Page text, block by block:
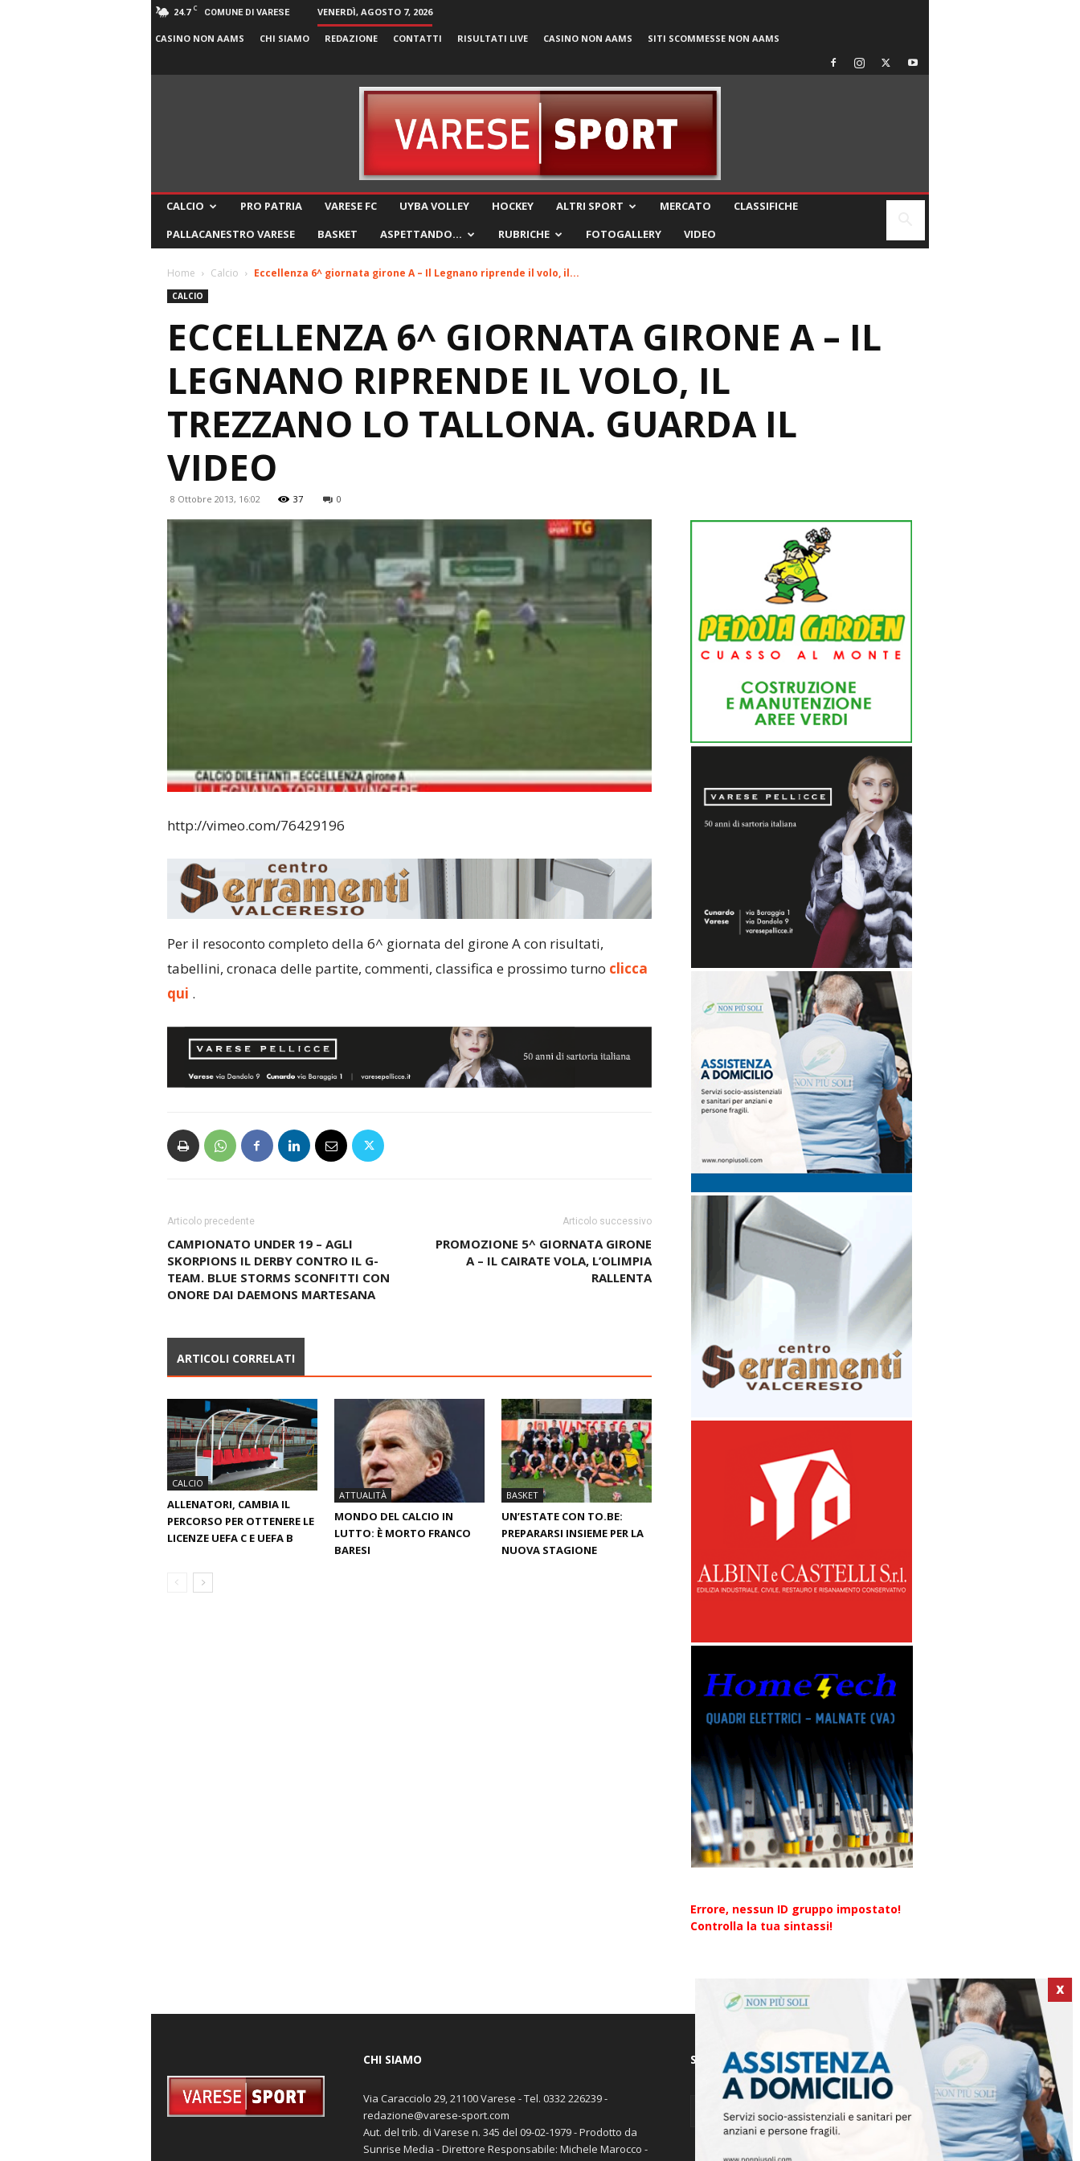
24.7 C COMUNE DI VARESE VENERDÌ, AGOSTO 7, 2026
CASINO NON AAMS CHI SIAMO REDAZIONE CONTATTI RISULTATI LIVE CASINO NON AAMS SITI SCOMMESSE NON AAMS
CALCIO PRO PATRIA VARESE FC UYBA VOLLEY HOCKEY ALTRI SPORT MERCATO
CLASSIFICHE
PALLACANESTRO VARESE
BASKET ASPETTANDO… RUBRICHE FOTOGALLERY VIDEO
Home Calcio Eccellenza 6^ giornata girone A – Il Legnano riprende il volo, il...
CALCIO
ECCELLENZA 6^ GIORNATA GIRONE A – IL
LEGNANO RIPRENDE IL VOLO, IL
TREZZANO LO TALLONA. GUARDA IL
VIDEO
8 Ottobre 2013, 16:02 37 0
http://vimeo.com/76429196
Per il resoconto completo della 6^ giornata del girone A con risultati,
tabellini, cronaca delle partite, commenti, classifica e prossimo turno clicca
qui .
Articolo precedente
CAMPIONATO UNDER 19 – AGLI
SKORPIONS IL DERBY CONTRO IL G-
TEAM. BLUE STORMS SCONFITTI CON
ONORE DAI DAEMONS MARTESANA
Articolo successivo
PROMOZIONE 5^ GIORNATA GIRONE
A – IL CAIRATE VOLA, L’OLIMPIA
RALLENTA
ARTICOLI CORRELATI
CALCIO
ALLENATORI, CAMBIA IL
PERCORSO PER OTTENERE LE
LICENZE UEFA C E UEFA B
ATTUALITÀ
MONDO DEL CALCIO IN
LUTTO: È MORTO FRANCO
BARESI
BASKET
UN’ESTATE CON TO.BE:
PREPARARSI INSIEME PER LA
NUOVA STAGIONE
Errore, nessun ID gruppo impostato!
Controlla la tua sintassi!
X
CHI SIAMO
Via Caracciolo 29, 21100 Varese - Tel. 0332 226239 -
redazione@varese-sport.com
Aut. del trib. di Varese n. 345 del 09-02-1979 - Prodotto da
Sunrise Media - Direttore Responsabile: Michele Marocco -
SEGUICI